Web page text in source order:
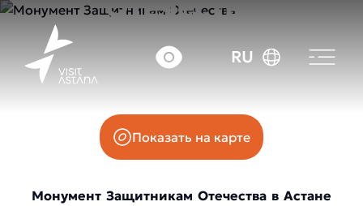
RU
Проспект Отан Қорғаушылар
Показать на карте
Монумент Защитникам Отечества в Астане